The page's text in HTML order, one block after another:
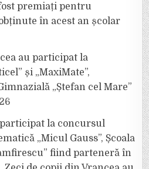
premiați pentru
în acest an școlar
au participat la
și „MaxiMate”,
„Ștefan cel Mare”
la concursul
„Micul Gauss”, Școala
fiind parteneră în